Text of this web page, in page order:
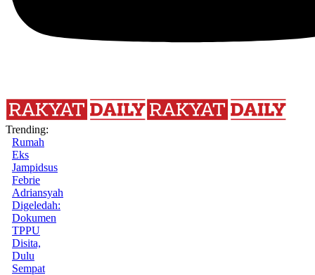
Trending:
Rumah
Eks
Jampidsus
Febrie
Adriansyah
Digeledah:
Dokumen
TPPU
Disita,
Dulu
Sempat